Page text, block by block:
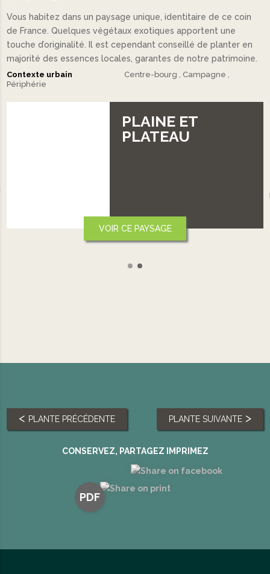
Vous habitez dans un paysage unique, identitaire de ce coin
de France. Quelques végétaux exotiques apportent une
touche d’originalité. Il est cependant conseillé de planter en
majorité des essences locales, garantes de notre patrimoine.
Contexte urbain Centre-bourg
Campagne
Périphérie
VOIR CE PAYSAGE
PLANTE PRÉCÉDENTE PLANTE SUIVANTE
CONSERVEZ, PARTAGEZ IMPRIMEZ
PDF